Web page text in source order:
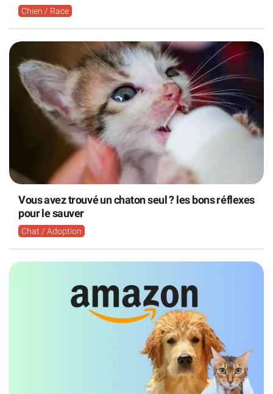
Chien / Race
Vous avez trouvé un chaton seul ? les bons réflexes
pour le sauver
Chat / Adoption